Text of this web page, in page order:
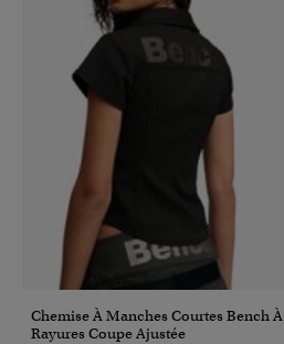
Chemise À Manches Courtes Bench À
Rayures Coupe Ajustée